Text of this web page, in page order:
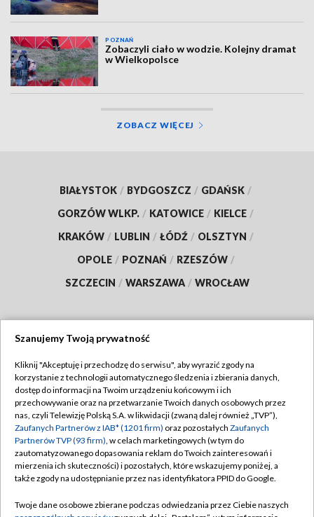
POZNAŃ
Zobaczyli ciało w wodzie. Kolejny dramat
w Wielkopolsce
ZOBACZ WIĘCEJ
BIAŁYSTOK / BYDGOSZCZ / GDAŃSK /
GORZÓW WLKP. / KATOWICE / KIELCE /
KRAKÓW / LUBLIN / ŁÓDŹ / OLSZTYN /
OPOLE / POZNAŃ / RZESZÓW /
SZCZECIN / WARSZAWA / WROCŁAW
TVP
Abonament TVP
Emisja w TVP
Centrum informacji TVP
Naziemna Telewizja Cyfrowa
Regulamin TVP
Polityka prywatności
Moje zgody
Pomoc
Szanujemy Twoją prywatność
Kliknij "Akceptuję i przechodzę do serwisu", aby wyrazić zgody na
korzystanie z technologii automatycznego śledzenia i zbierania danych,
dostęp do informacji na Twoim urządzeniu końcowym i ich
przechowywanie oraz na przetwarzanie Twoich danych osobowych przez
nas, czyli Telewizję Polską S.A. w likwidacji (zwaną dalej również „TVP”),
Zaufanych Partnerów z IAB* (1201 firm) oraz pozostałych Zaufanych
Partnerów TVP (93 firm), w celach marketingowych (w tym do
zautomatyzowanego dopasowania reklam do Twoich zainteresowań i
mierzenia ich skuteczności) i pozostałych, które wskazujemy poniżej, a
także zgody na udostępnianie przez nas identyfikatora PPID do Google.
Twoje dane osobowe zbierane podczas odwiedzania przez Ciebie naszych